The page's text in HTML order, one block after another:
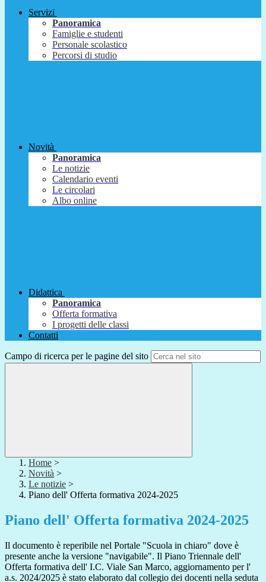
Servizi
Panoramica
Famiglie e studenti
Personale scolastico
Percorsi di studio
Novità
Panoramica
Le notizie
Calendario eventi
Le circolari
Albo online
Didattica
Panoramica
Offerta formativa
I progetti delle classi
Contatti
Campo di ricerca per le pagine del sito
Home >
Novità >
Le notizie >
Piano dell' Offerta formativa 2024-2025
Piano dell' Offerta formativa 2024-2025
Il documento è reperibile nel Portale "Scuola in chiaro" dove è
presente anche la versione "navigabile". Il Piano Triennale dell'
Offerta formativa dell' I.C. Viale San Marco, aggiornamento per l'
a.s. 2024/2025 è stato elaborato dal collegio dei docenti nella seduta